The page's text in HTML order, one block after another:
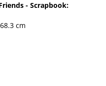
- Scrapbook:
cm